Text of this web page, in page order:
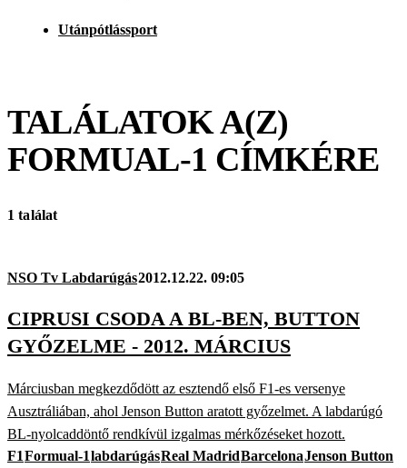
Utánpótlássport
TALÁLATOK A(Z)
FORMUAL-1 CÍMKÉRE
1 találat
NSO Tv Labdarúgás2012.12.22. 09:05
CIPRUSI CSODA A BL-BEN, BUTTON
GYŐZELME - 2012. MÁRCIUS
Márciusban megkezdődött az esztendő első F1-es versenye
Ausztráliában, ahol Jenson Button aratott győzelmet. A labdarúgó
BL-nyolcaddöntő rendkívül izgalmas mérkőzéseket hozott.
F1Formual-1labdarúgásReal MadridBarcelonaJenson Button